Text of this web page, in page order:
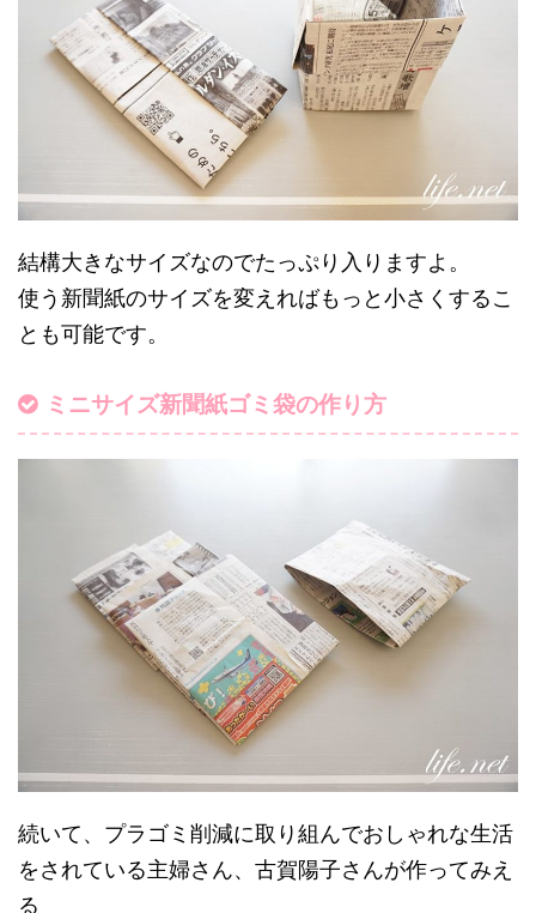
結構大きなサイズなのでたっぷり入りますよ。
使う新聞紙のサイズを変えればもっと小さくするこ
とも可能です。
ミニサイズ新聞紙ゴミ袋の作り方
続いて、プラゴミ削減に取り組んでおしゃれな生活
をされている主婦さん、古賀陽子さんが作ってみえ
る